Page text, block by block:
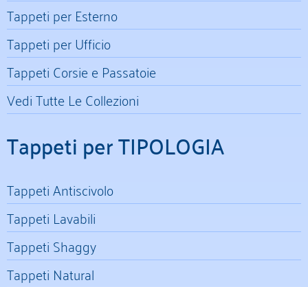
Tappeti per Esterno
Tappeti per Ufficio
Tappeti Corsie e Passatoie
Vedi Tutte Le Collezioni
Tappeti per TIPOLOGIA
Tappeti Antiscivolo
Tappeti Lavabili
Tappeti Shaggy
Tappeti Natural